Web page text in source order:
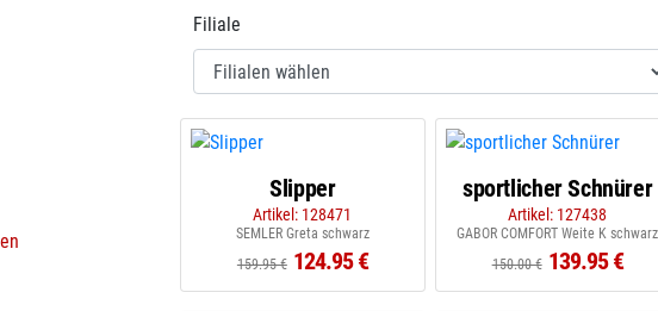
Filiale
Slipper
Artikel: 128471
SEMLER Greta schwarz
159.95 € 124.95 €
sportlicher Schnürer
Artikel: 127438
GABOR COMFORT Weite K schwarz
150.00 € 139.95 €